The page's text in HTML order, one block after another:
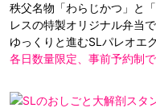
秩父名物「わらじかつ」と
レスの特製オリジナル弁当で
ゆっくりと進むSLパレオエ
各日数量限定、事前予約制